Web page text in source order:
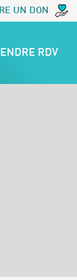
UN DON
RDV